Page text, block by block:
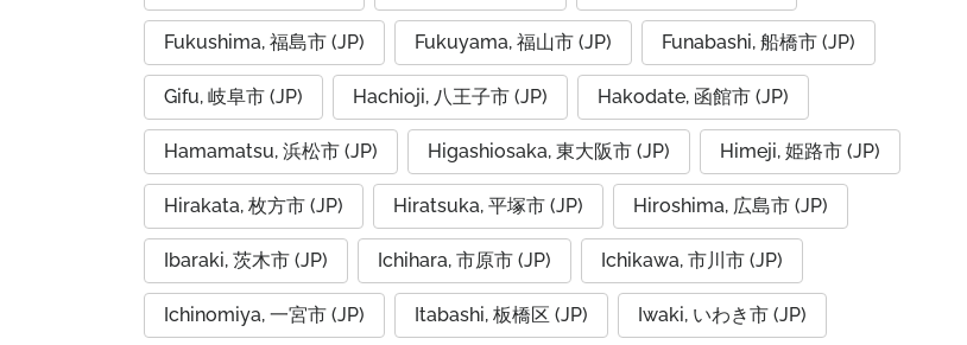
Fukushima, 福島市 (JP) Fukuyama, 福山市 (JP) Funabashi, 船橋市 (JP)
Gifu, 岐阜市 (JP) Hachioji, 八王子市 (JP) Hakodate, 函館市 (JP)
Hamamatsu, 浜松市 (JP) Higashiosaka, 東大阪市 (JP) Himeji, 姫路市 (JP)
Hirakata, 枚方市 (JP) Hiratsuka, 平塚市 (JP) Hiroshima, 広島市 (JP)
Ibaraki, 茨木市 (JP) Ichihara, 市原市 (JP) Ichikawa, 市川市 (JP)
Ichinomiya, 一宮市 (JP) Itabashi, 板橋区 (JP) Iwaki, いわき市 (JP)